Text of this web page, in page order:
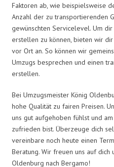
Faktoren ab, wie beispielsweise
Anzahl der zu transportierenden
gewünschten Servicelevel. Um
erstellen zu können, bieten wir
vor Ort an. So können wir
Umzugs besprechen und einen
erstellen.
Bei Umzugsmeister König
hohe Qualität zu fairen Preisen.
uns gut aufgehoben fühlst und
zufrieden bist. Überzeuge dich
vereinbare noch heute einen
Beratung. Wir freuen uns auf dich
Oldenburg nach Bergamo!